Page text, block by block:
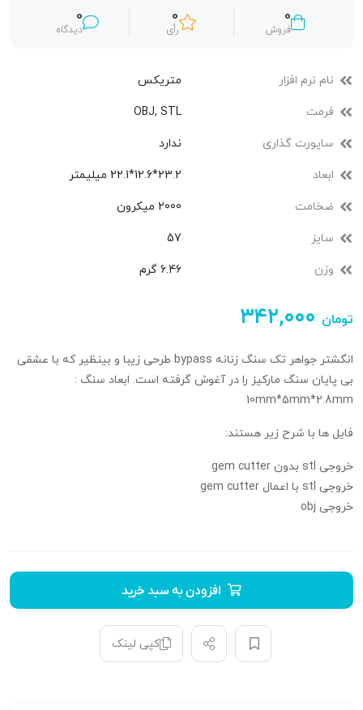
0
فروش
0
رأی
0
دیدگاه
نام نرم افزار متریکس
فرمت OBJ, STL
ساپورت گذاری ندارد
ابعاد 23.2*12.6*22.1 میلیمتر
ضخامت 2000 میکرون
سایز 57
وزن 6.46 گرم
۳۴۲,۰۰۰ تومان
انگشتر جواهر تک سنگ زنانه bypass طرحی زیبا و بینظیر که با عشقی
بی پایان سنگ مارکیز را در آغوش گرفته است. ابعاد سنگ :
10mm*5mm*2.8mm
فایل ها با شرح زیر هستند:
خروجی stl بدون gem cutter
خروجی stl با اعمال gem cutter
خروجی obj
افزودن به سبد خرید
کپی لینک